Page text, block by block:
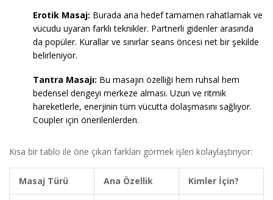
Erotik Masaj: Burada ana hedef tamamen rahatlamak ve
vücudu uyaran farklı teknikler. Partnerli gidenler arasında
da popüler. Kurallar ve sınırlar seans öncesi net bir şekilde
belirleniyor.
Tantra Masajı: Bu masajın özelliği hem ruhsal hem
bedensel dengeyi merkeze alması. Uzun ve ritmik
hareketlerle, enerjinin tüm vücutta dolaşmasını sağlıyor.
Coupler için önerilenlerden.
Kısa bir tablo ile öne çıkan farkları görmek işleri kolaylaştırıyor:
Masaj Türü Ana Özellik Kimler İçin?